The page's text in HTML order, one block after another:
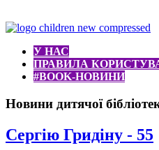
У НАС
ПРАВИЛА
#BOOK-НОВИНИ
Новини дитячої
Сергію Гридіну - 55